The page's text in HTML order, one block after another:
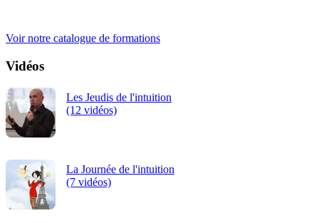
Voir notre catalogue de formations
Vidéos
Les Jeudis de l'intuition
(12 vidéos)
La Journée de l'intuition
(7 vidéos)